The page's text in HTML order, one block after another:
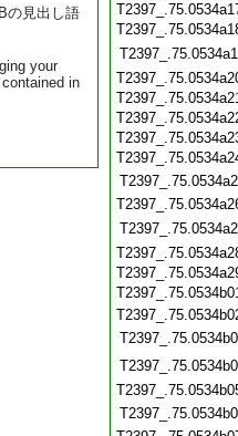
の見出し語
your
in